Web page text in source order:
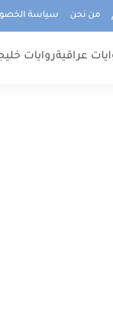
من نحن سياسة
عراقيةروايات